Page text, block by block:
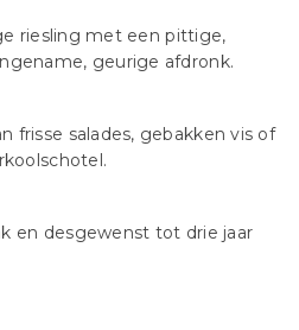
riesling met een pittige,
geurige afdronk.
frisse salades, gebakken vis of
en desgewenst tot drie jaar